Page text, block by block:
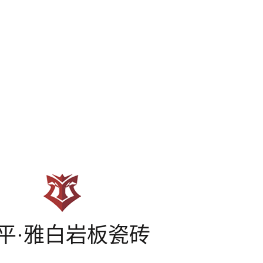
·雅白岩板瓷砖